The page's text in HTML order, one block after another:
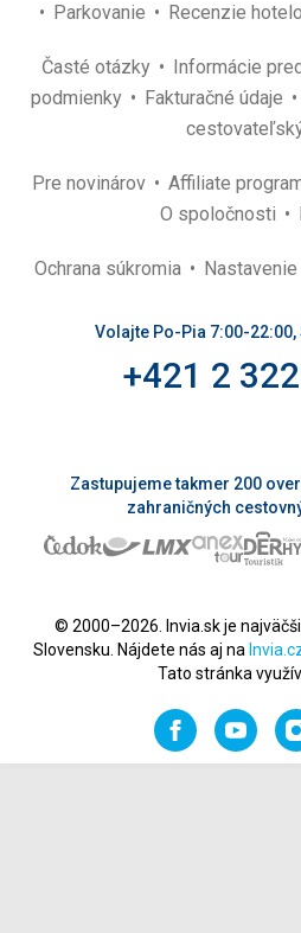
Parkovanie
Recenzie
Časté otázky Informácie
podmienky
Fakturačné údaje
Pre novinárov Affiliate
O spoločnosti
Ochrana súkromia
Volajte Po-Pia 7:00-
+421 2
Zastupujeme takmer 200
zahraničných
© 2000–2026. Invia.sk je
Slovensku. Nájdete nás aj na
Tato stránka
FacebookYouTube